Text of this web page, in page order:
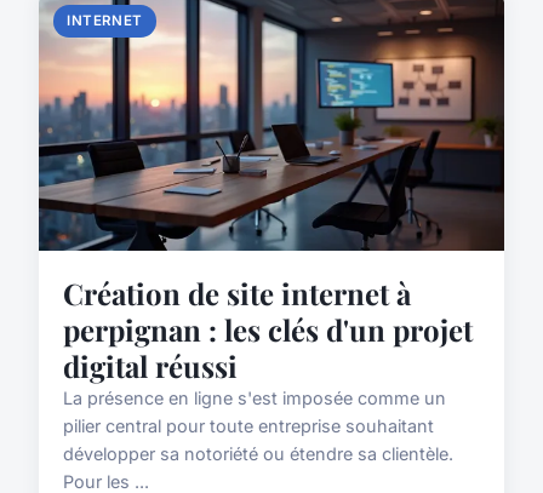
INTERNET
Création de site internet à
perpignan : les clés d'un projet
digital réussi
La présence en ligne s'est imposée comme un
pilier central pour toute entreprise souhaitant
développer sa notoriété ou étendre sa clientèle.
Pour les ...